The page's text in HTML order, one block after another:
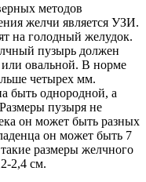
методов
желчи является УЗИ.
на голодный желудок.
пузырь должен
овальной. В норме
четырех мм.
быть однородной, а
пузыря не
он может быть разных
он может быть 7
размеры желчного
2,4 см.